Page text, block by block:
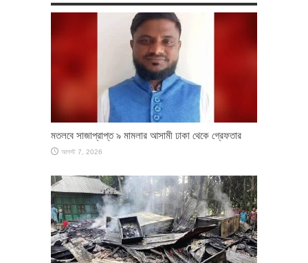
মতলবে সাজাপ্রাপ্ত ৯ মামলার আসামী ঢাকা থেকে গ্রেফতার
আগস্ট 7, 2026